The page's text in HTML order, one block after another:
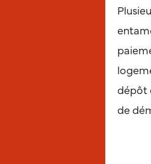
dépôt
de